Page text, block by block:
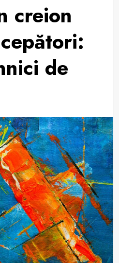
creion
de